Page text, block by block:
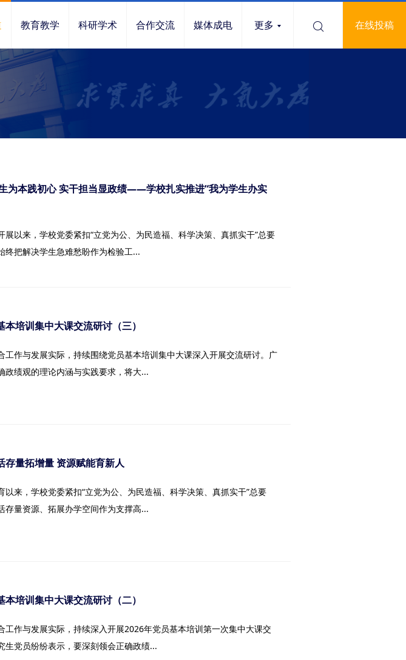
教育教学 科研学术 合作交流 媒体成电 更多 在线投稿
为本践初心 实干担当显政绩——学校扎实推进“我为学生办实
展以来，学校党委紧扣“立党为公、为民造福、科学决策、真抓实干”总要
终把解决学生急难愁盼作为检验工...
培训集中大课交流研讨（三）
工作与发展实际，持续围绕党员基本培训集中大课深入开展交流研讨。广
政绩观的理论内涵与实践要求，将大...
存量拓增量 资源赋能育新人
来，学校党委紧扣“立党为公、为民造福、科学决策、真抓实干”总要
存量资源、拓展办学空间作为支撑高...
培训集中大课交流研讨（二）
工作与发展实际，持续深入开展2026年党员基本培训第一次集中大课交
生党员纷纷表示，要深刻领会正确政绩...